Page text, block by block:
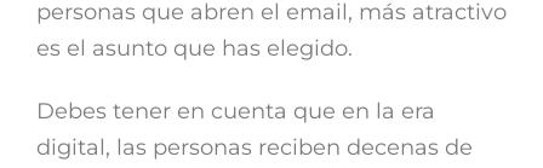
personas que abren el email, más atractivo
es el asunto que has elegido.
Debes tener en cuenta que en la era
digital, las personas reciben decenas de